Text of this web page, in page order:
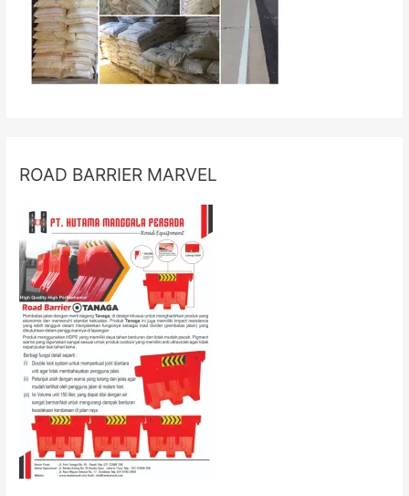
ROAD BARRIER MARVEL